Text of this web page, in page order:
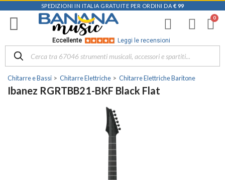
SPEDIZIONI IN ITALIA GRATUITE PER ORDINI DA € 99
Eccellente Leggi le recensioni
Chitarre e Bassi Chitarre Elettriche Chitarre Elettriche Baritone
Ibanez RGRTBB21-BKF Black Flat